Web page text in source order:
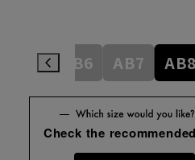
AB6 AB7 AB8
Check the